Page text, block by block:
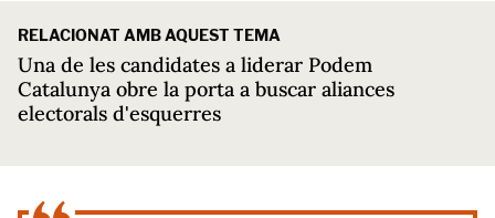
RELACIONAT AMB AQUEST TEMA
Una de les candidates a liderar Podem
Catalunya obre la porta a buscar aliances
electorals d'esquerres